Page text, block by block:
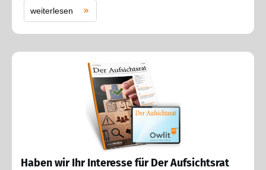
weiterlesen
Haben wir Ihr Interesse für Der Aufsichtsrat